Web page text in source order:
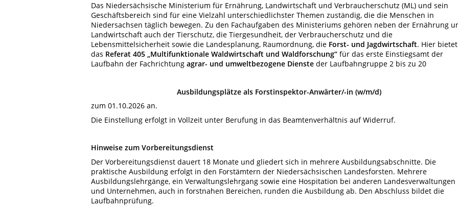
Das Niedersächsische Ministerium für Ernährung, Landwirtschaft und Verbraucherschutz (ML) und sein
Geschäftsbereich sind für eine Vielzahl unterschiedlichster Themen zuständig, die die Menschen in
Niedersachsen täglich bewegen. Zu den Fachaufgaben des Ministeriums gehören neben der Ernährung
Landwirtschaft auch der Tierschutz, die Tiergesundheit, der Verbraucherschutz und die
Lebensmittelsicherheit sowie die Landesplanung, Raumordnung, die Forst- und Jagdwirtschaft. Hier bietet
das Referat 405 „Multifunktionale Waldwirtschaft und Waldforschung“ für das erste Einstiegsamt der
Laufbahn der Fachrichtung agrar- und umweltbezogene Dienste der Laufbahngruppe 2 bis zu 20
Ausbildungsplätze als Forstinspektor-Anwärter/-in (w/m/d)
zum 01.10.2026 an.
Die Einstellung erfolgt in Vollzeit unter Berufung in das Beamtenverhältnis auf Widerruf.
Hinweise zum Vorbereitungsdienst
Der Vorbereitungsdienst dauert 18 Monate und gliedert sich in mehrere Ausbildungsabschnitte. Die
praktische Ausbildung erfolgt in den Forstämtern der Niedersächsischen Landesforsten. Mehrere
Ausbildungslehrgänge, ein Verwaltungslehrgang sowie eine Hospitation bei anderen Landesverwaltungen
und Unternehmen, auch in forstnahen Bereichen, runden die Ausbildung ab. Den Abschluss bildet die
Laufbahnprüfung.